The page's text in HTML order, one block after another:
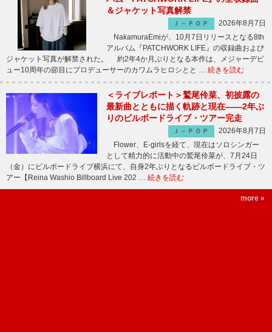
＆ジャケット写真解禁
Ｊ－ＰＯＰ
2026年8月7日
NakamuraEmiが、10月7日リリースとなる8th
アルバム『PATCHWORK LIFE』の収録曲および
ジャケット写真が解禁された。 約2年4か月ぶりとなる本作は、メジャーデビ
ュー10周年の節目にプロデューサーのカワムラヒロシとと … 続きを読む
＜ライブレポート＞鷲尾伶菜、初披露の
最新曲とともに描く軌跡と現在――2年ぶ
りのビルボードライブ・ツアー完走
Ｊ－ＰＯＰ
2026年8月7日
Flower、E-girlsを経て、現在はソロシンガー
として精力的に活動中の鷲尾伶菜が、7月24日
（金）にビルボードライブ横浜にて、自身2年ぶりとなるビルボードライブ・ツ
アー【Reina Washio Billboard Live 202 … 続きを読む
more »